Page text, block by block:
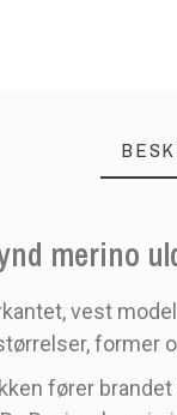
merino
vest
former
fører